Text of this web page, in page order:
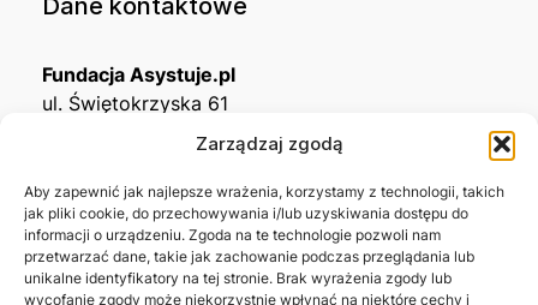
Zarządzaj zgodą
Aby zapewnić jak najlepsze wrażenia, korzystamy z technologii, takich
jak pliki cookie, do przechowywania i/lub uzyskiwania dostępu do
informacji o urządzeniu. Zgoda na te technologie pozwoli nam
przetwarzać dane, takie jak zachowanie podczas przeglądania lub
unikalne identyfikatory na tej stronie. Brak wyrażenia zgody lub
wycofanie zgody może niekorzystnie wpłynąć na niektóre cechy i
Dane kontaktowe
Fundacja Asystuje.pl
ul. Świętokrzyska 61
KRS0001215994
NIP5492488380
REGON543667703